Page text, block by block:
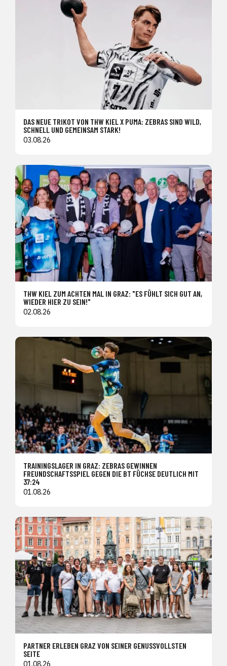
DAS NEUE TRIKOT VON THW KIEL X PUMA: ZEBRAS SIND WILD,
SCHNELL UND GEMEINSAM STARK!
03.08.26
THW KIEL ZUM ACHTEN MAL IN GRAZ: "ES FÜHLT SICH GUT AN,
WIEDER HIER ZU SEIN!"
02.08.26
TRAININGSLAGER IN GRAZ: ZEBRAS GEWINNEN
FREUNDSCHAFTSSPIEL GEGEN DIE BT FÜCHSE DEUTLICH MIT
37:24
01.08.26
PARTNER ERLEBEN GRAZ VON SEINER GENUSSVOLLSTEN
SEITE
01.08.26